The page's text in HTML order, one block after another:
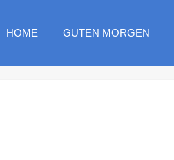
HOME GUTEN MORGEN